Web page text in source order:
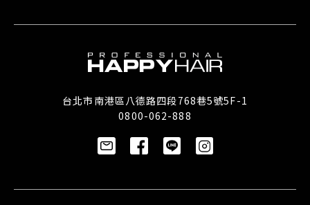
台北市南港區八德路四段768巷5號5F-1
0800-062-888